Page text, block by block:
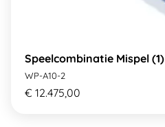
Speelcombinatie Mispel (1)
WP-A10-2
€ 12.475,00